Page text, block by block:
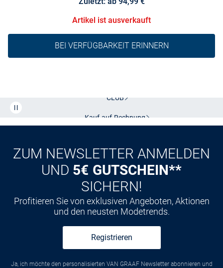
Artikel ist ausverkauft
BEI VERFÜGBARKEIT ERINNERN
CLUB
Kauf auf Rechnung
ZUM NEWSLETTER ANMELDEN
UND 5€ GUTSCHEIN**
SICHERN!
Profitieren Sie von exklusiven Angeboten, Aktionen
und den neusten Modetrends.
Registrieren
Ja, ich möchte den personalisierten VAN GRAAF Newsletter abonnieren und